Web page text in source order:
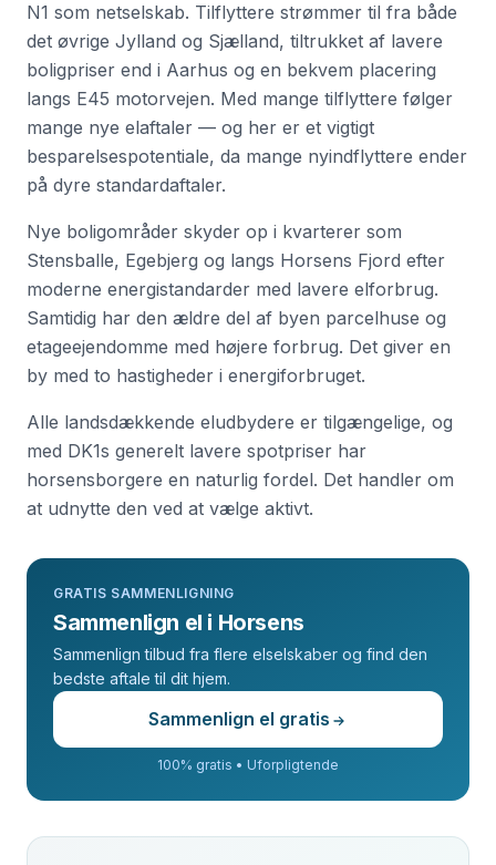
N1 som netselskab. Tilflyttere strømmer til fra både
det øvrige Jylland og Sjælland, tiltrukket af lavere
boligpriser end i Aarhus og en bekvem placering
langs E45 motorvejen. Med mange tilflyttere følger
mange nye elaftaler — og her er et vigtigt
besparelsespotentiale, da mange nyindflyttere ender
på dyre standardaftaler.
Nye boligområder skyder op i kvarterer som
Stensballe, Egebjerg og langs Horsens Fjord efter
moderne energistandarder med lavere elforbrug.
Samtidig har den ældre del af byen parcelhuse og
etageejendomme med højere forbrug. Det giver en
by med to hastigheder i energiforbruget.
Alle landsdækkende eludbydere er tilgængelige, og
med DK1s generelt lavere spotpriser har
horsensborgere en naturlig fordel. Det handler om
at udnytte den ved at vælge aktivt.
GRATIS SAMMENLIGNING
Sammenlign el i Horsens
Sammenlign tilbud fra flere elselskaber og find den
bedste aftale til dit hjem.
Sammenlign el gratis
100% gratis • Uforpligtende